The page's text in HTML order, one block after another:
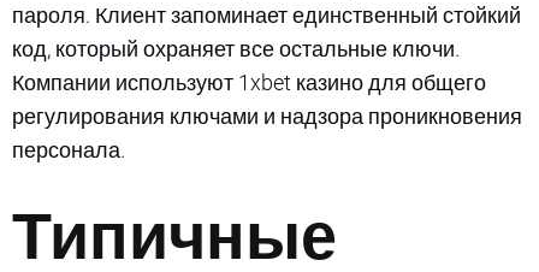
пароля. Клиент запоминает единственный стойкий
код, который охраняет все остальные ключи.
Компании используют 1xbet казино для общего
регулирования ключами и надзора проникновения
персонала.
Типичные